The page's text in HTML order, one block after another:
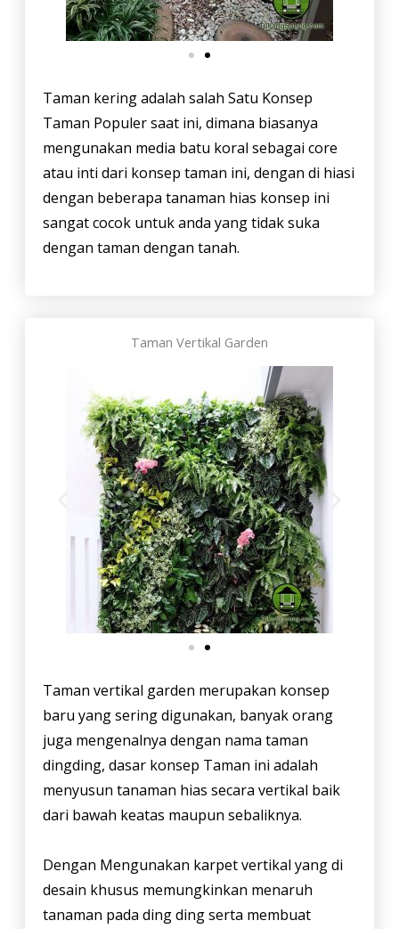
Taman kering adalah salah Satu Konsep
Taman Populer saat ini, dimana biasanya
mengunakan media batu koral sebagai core
atau inti dari konsep taman ini, dengan di hiasi
dengan beberapa tanaman hias konsep ini
sangat cocok untuk anda yang tidak suka
dengan taman dengan tanah.
Taman Vertikal Garden
Taman vertikal garden merupakan konsep
baru yang sering digunakan, banyak orang
juga mengenalnya dengan nama taman
dingding, dasar konsep Taman ini adalah
menyusun tanaman hias secara vertikal baik
dari bawah keatas maupun sebaliknya.
Dengan Mengunakan karpet vertikal yang di
desain khusus memungkinkan menaruh
tanaman pada ding ding serta membuat